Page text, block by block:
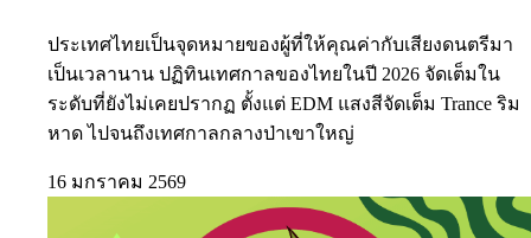
ประเทศไทยเป็นจุดหมายของผู้ที่ให้คุณค่ากับเสียงดนตรีมา
เป็นเวลานาน ปฏิทินเทศกาลของไทยในปี 2026 จัดเต็มใน
ระดับที่ยังไม่เคยปรากฏ ตั้งแต่ EDM แสงสีจัดเต็ม Trance ริม
หาด ไปจนถึงเทศกาลกลางป่าเขาใหญ่
16 มกราคม 2569